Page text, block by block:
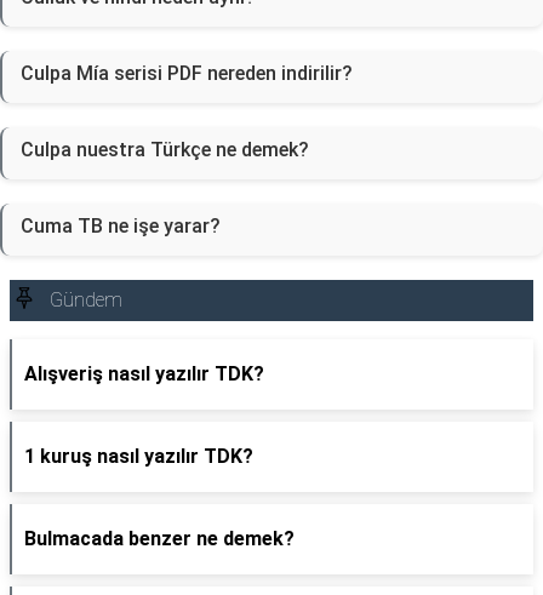
Culpa Mía serisi PDF nereden indirilir?
Culpa nuestra Türkçe ne demek?
Cuma TB ne işe yarar?
Gündem
Alışveriş nasıl yazılır TDK?
1 kuruş nasıl yazılır TDK?
Bulmacada benzer ne demek?